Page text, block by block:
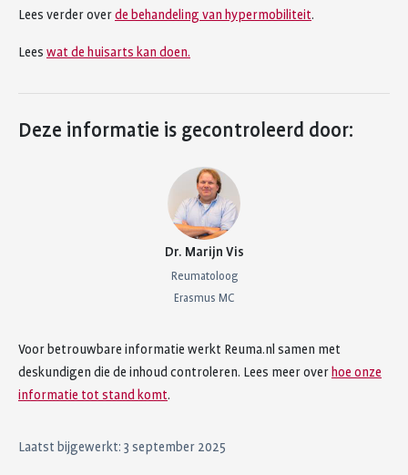
Lees verder overde behandeling van hypermobiliteit.
Lees wat de huisarts kan doen.
Deze informatie is gecontroleerd door:
Dr. Marijn Vis
Reumatoloog
Erasmus MC
Voor betrouwbare informatie werkt Reuma.nl samen met
deskundigen die de inhoud controleren. Lees meer overhoe onze
informatie tot stand komt.
Laatst bijgewerkt: 3 september 2025